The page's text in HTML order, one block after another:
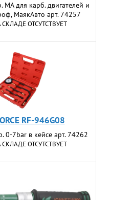
МА для карб. двигателей и
МаякАвто арт. 74257
ОТСУТСТВУЕТ
RF-946G08
0-7bar в кейсе арт. 74262
ОТСУТСТВУЕТ